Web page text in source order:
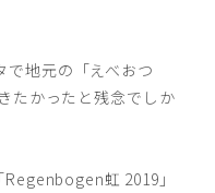
で地元の「えべおつ
たかったと残念でしか
虹 2019」